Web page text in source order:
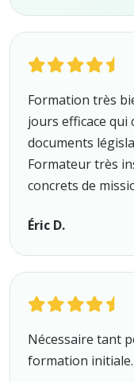
Formation très
jours efficace qui
documents
Formateur très
concrets de
Éric D.
Nécessaire tant
formation